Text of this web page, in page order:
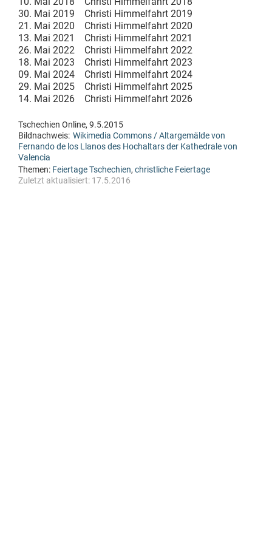
30. Mai 2019 Christi Himmelfahrt 2019
21. Mai 2020 Christi Himmelfahrt 2020
13. Mai 2021 Christi Himmelfahrt 2021
26. Mai 2022 Christi Himmelfahrt 2022
18. Mai 2023 Christi Himmelfahrt 2023
09. Mai 2024 Christi Himmelfahrt 2024
29. Mai 2025 Christi Himmelfahrt 2025
14. Mai 2026 Christi Himmelfahrt 2026
Tschechien Online, 9.5.2015
Bildnachweis: Wikimedia Commons / Altargemälde von
Fernando de los Llanos des Hochaltars der Kathedrale von
Valencia
Themen: Feiertage Tschechien, christliche Feiertage
Zuletzt aktualisiert: 17.5.2016